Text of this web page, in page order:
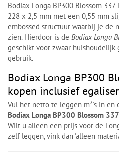
Bodiax Longa BP300 Blossom
228 x 2,5 mm met een 0,55 mm
embossed structuur waarbij je de
zien. Hierdoor is de Bodiax Longa
geschikt voor zwaar huishoudelijk
gebruik.
Bodiax Longa BP300
kopen inclusief
Vul het netto te leggen m²'s in en
Bodiax Longa BP300 Blossom
Wilt u alleen een prijs voor de
zelf leggen, vink dan 'alleen